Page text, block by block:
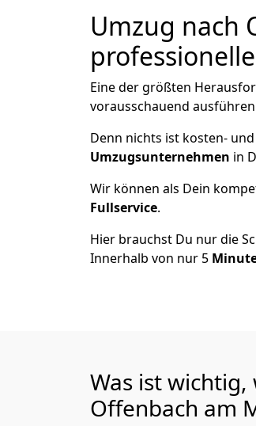
Umzug nach
Eine der größten
vorausschauend
Denn nichts ist kosten-
Umzugsunternehmen in
Wir können als Dein
Fullservice.
Hier brauchst Du nur die
Innerhalb von nur 5
Was ist
Offenbach am